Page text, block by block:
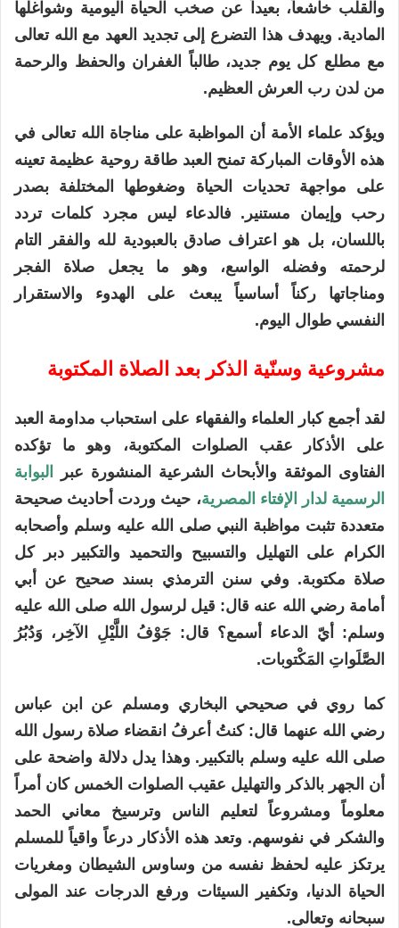
والقلب خاشعاً، بعيداً عن صخب الحياة اليومية وشواغلها
المادية. ويهدف هذا التضرع إلى تجديد العهد مع الله تعالى
مع مطلع كل يوم جديد، طالباً الغفران والحفظ والرحمة
من لدن رب العرش العظيم.
ويؤكد علماء الأمة أن المواظبة على مناجاة الله تعالى في
هذه الأوقات المباركة تمنح العبد طاقة روحية عظيمة تعينه
على مواجهة تحديات الحياة وضغوطها المختلفة بصدر
رحب وإيمان مستنير. فالدعاء ليس مجرد كلمات تردد
باللسان، بل هو اعتراف صادق بالعبودية لله والفقر التام
لرحمته وفضله الواسع، وهو ما يجعل صلاة الفجر
ومناجاتها ركناً أساسياً يبعث على الهدوء والاستقرار
النفسي طوال اليوم.
مشروعية وسنّية الذكر بعد الصلاة المكتوبة
لقد أجمع كبار العلماء والفقهاء على استحباب مداومة العبد
على الأذكار عقب الصلوات المكتوبة، وهو ما تؤكده
الفتاوى الموثقة والأبحاث الشرعية المنشورة عبر
البوابة
الرسمية لدار الإفتاء المصرية، حيث وردت أحاديث صحيحة
متعددة تثبت مواظبة النبي صلى الله عليه وسلم وأصحابه
الكرام على التهليل والتسبيح والتحميد والتكبير دبر كل
صلاة مكتوبة. وفي سنن الترمذي بسند صحيح عن أبي
أمامة رضي الله عنه قال: قيل لرسول الله صلى الله عليه
وسلم: أيّ الدعاء أسمع؟ قال: جَوْفُ اللَّيْلِ الآخِر، وَدُبُرُ
الصَّلَواتِ المَكْتوبات.
كما روي في صحيحي البخاري ومسلم عن ابن عباس
رضي الله عنهما قال: كنتُ أعرفُ انقضاء صلاة رسول الله
صلى الله عليه وسلم بالتكبير. وهذا يدل دلالة واضحة على
أن الجهر بالذكر والتهليل عقيب الصلوات الخمس كان أمراً
معلوماً ومشروعاً لتعليم الناس وترسيخ معاني الحمد
والشكر في نفوسهم. وتعد هذه الأذكار درعاً واقياً للمسلم
يرتكز عليه لحفظ نفسه من وساوس الشيطان ومغريات
الحياة الدنيا، وتكفير السيئات ورفع الدرجات عند المولى
سبحانه وتعالى.